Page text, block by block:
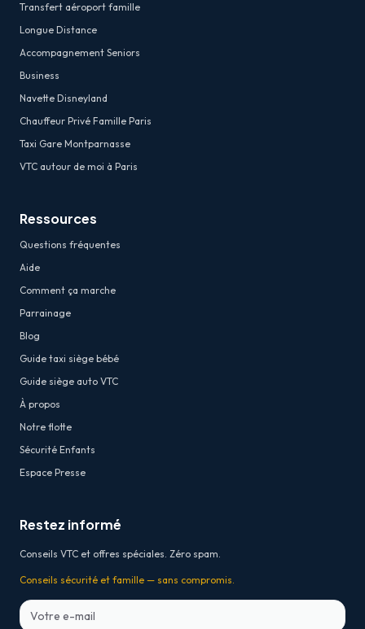
Transfert aéroport famille
Longue Distance
Accompagnement Seniors
Business
Navette Disneyland
Chauffeur Privé Famille Paris
Taxi Gare Montparnasse
VTC autour de moi à Paris
Ressources
Questions fréquentes
Aide
Comment ça marche
Parrainage
Blog
Guide taxi siège bébé
Guide siège auto VTC
À propos
Notre flotte
Sécurité Enfants
Espace Presse
Restez informé
Conseils VTC et offres spéciales. Zéro spam.
Conseils sécurité et famille — sans compromis.